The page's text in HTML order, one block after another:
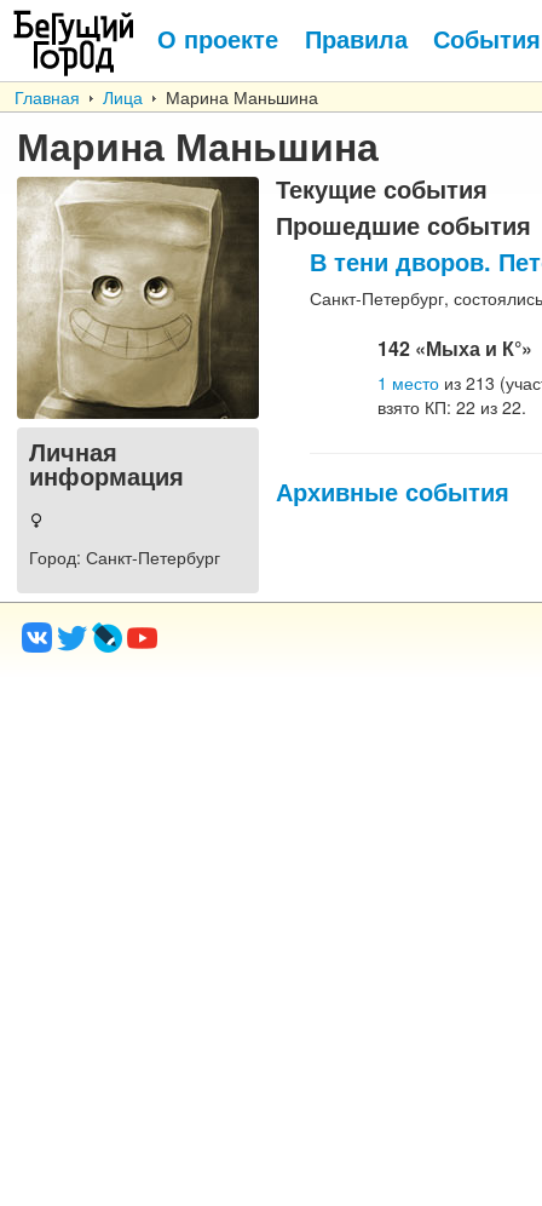
О проекте Правила События
Главная Лица Марина Маньшина
Марина Маньшина
Личная
информация
Город: Санкт-Петербург
Текущие события
Прошедшие события
В тени дворов.
Санкт-Петербург, состоялись
142 «Мыха и К°»
1 место из 213 (
взято КП: 22 из 22.
Архивные события